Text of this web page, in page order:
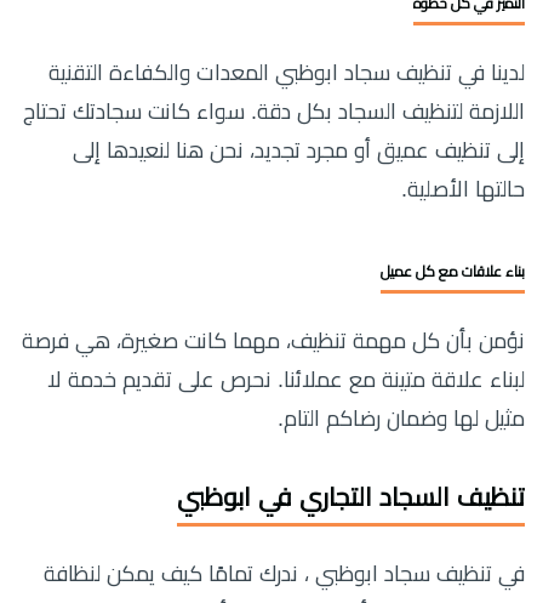
لدينا في تنظيف سجاد ابوظبي المعدات والكفاءة التقنية
اللازمة لتنظيف السجاد بكل دقة. سواء كانت سجادتك تحتاج
إلى تنظيف عميق أو مجرد تجديد، نحن هنا لنعيدها إلى
حالتها الأصلية.
بناء علاقات مع كل عميل
نؤمن بأن كل مهمة تنظيف، مهما كانت صغيرة، هي فرصة
لبناء علاقة متينة مع عملائنا. نحرص على تقديم خدمة لا
مثيل لها وضمان رضاكم التام.
تنظيف السجاد التجاري في ابوظبي
في تنظيف سجاد ابوظبي ، ندرك تمامًا كيف يمكن لنظافة